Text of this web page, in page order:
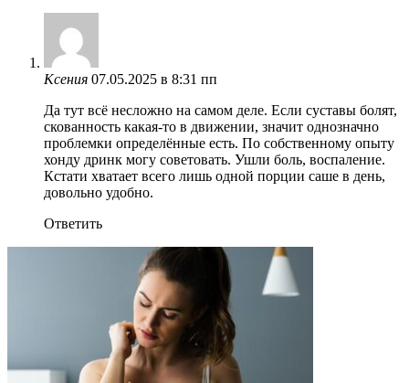
Ксения 07.05.2025 в 8:31 пп
Да тут всё несложно на самом деле. Если суставы болят,
скованность какая-то в движении, значит однозначно
проблемки определённые есть. По собственному опыту
хонду дринк могу советовать. Ушли боль, воспаление.
Кстати хватает всего лишь одной порции саше в день,
довольно удобно.
Ответить